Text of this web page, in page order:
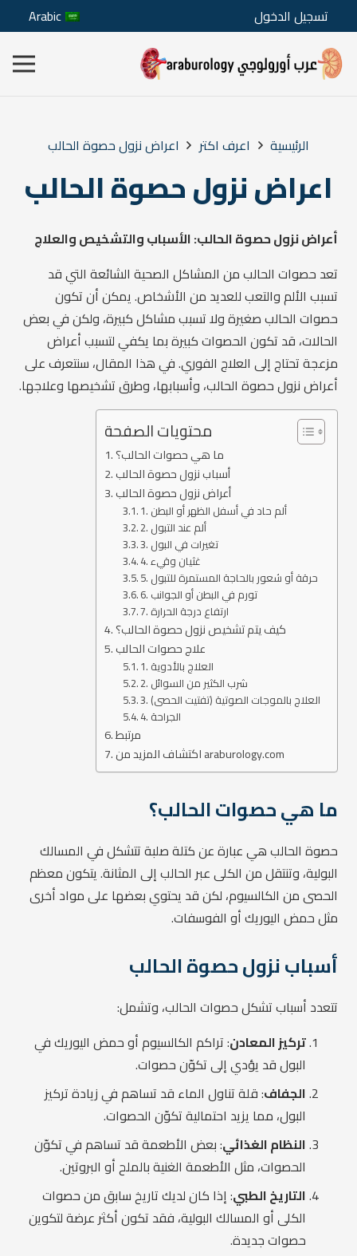
تسجيل الدخول Arabic
الرئيسية اعرف اكتر اعراض نزول حصوة الحالب
اعراض نزول حصوة الحالب
أعراض نزول حصوة الحالب: الأسباب والتشخيص والعلاج
تعد حصوات الحالب من المشاكل الصحية الشائعة التي قد
تسبب الألم والتعب للعديد من الأشخاص. يمكن أن تكون
حصوات الحالب صغيرة ولا تسبب مشاكل كبيرة، ولكن في بعض
الحالات، قد تكون الحصوات كبيرة بما يكفي لتسبب أعراض
مزعجة تحتاج إلى العلاج الفوري. في هذا المقال، سنتعرف على
أعراض نزول حصوة الحالب، وأسبابها، وطرق تشخيصها وعلاجها.
محتويات الصفحة
ما هي حصوات الحالب؟
أسباب نزول حصوة الحالب
أعراض نزول حصوة الحالب
1. ألم حاد في أسفل الظهر أو البطن
2. ألم عند التبول
3. تغيرات في البول
4. غثيان وقيء
5. حرقة أو شعور بالحاجة المستمرة للتبول
6. تورم في البطن أو الجوانب
7. ارتفاع درجة الحرارة
كيف يتم تشخيص نزول حصوة الحالب؟
علاج حصوات الحالب
1. العلاج بالأدوية
2. شرب الكثير من السوائل
3. العلاج بالموجات الصوتية (تفتيت الحصى)
4. الجراحة
مرتبط
اكتشاف المزيد من araburology.com
ما هي حصوات الحالب؟
حصوة الحالب هي عبارة عن كتلة صلبة تتشكل في المسالك
البولية، وتنتقل من الكلى عبر الحالب إلى المثانة. يتكون معظم
الحصى من الكالسيوم، لكن قد يحتوي بعضها على مواد أخرى
مثل حمض اليوريك أو الفوسفات.
أسباب نزول حصوة الحالب
تتعدد أسباب تشكل حصوات الحالب، وتشمل:
تركيز المعادن: تراكم الكالسيوم أو حمض اليوريك في
البول قد يؤدي إلى تكوّن حصوات.
الجفاف: قلة تناول الماء قد تساهم في زيادة تركيز
البول، مما يزيد احتمالية تكوّن الحصوات.
النظام الغذائي: بعض الأطعمة قد تساهم في تكوّن
الحصوات، مثل الأطعمة الغنية بالملح أو البروتين.
التاريخ الطبي: إذا كان لديك تاريخ سابق من حصوات
الكلى أو المسالك البولية، فقد تكون أكثر عرضة لتكوين
حصوات جديدة.